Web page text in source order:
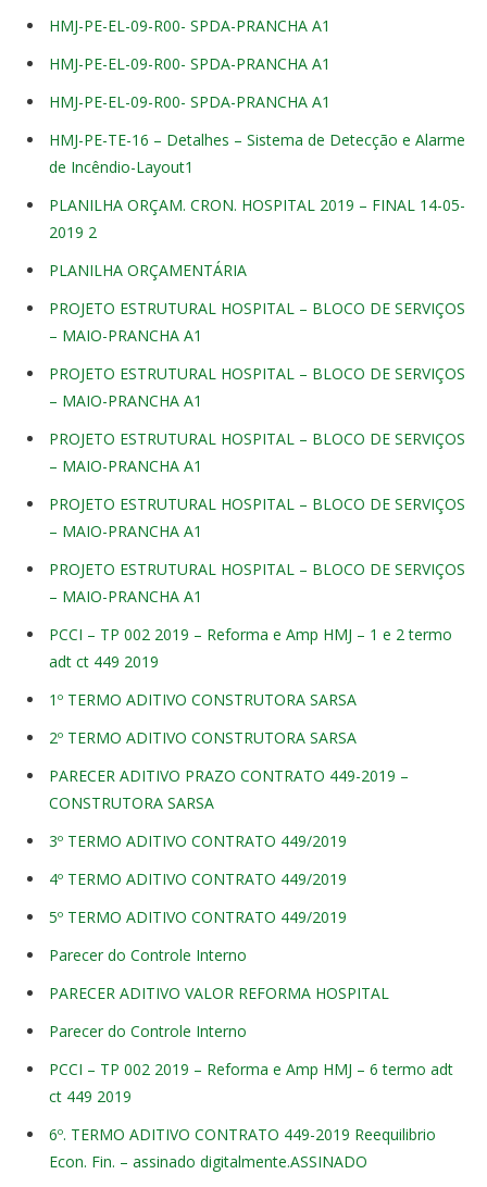
HMJ-PE-EL-09-R00- SPDA-PRANCHA A1
HMJ-PE-EL-09-R00- SPDA-PRANCHA A1
HMJ-PE-EL-09-R00- SPDA-PRANCHA A1
HMJ-PE-TE-16 – Detalhes – Sistema de Detecção e Alarme
de Incêndio-Layout1
PLANILHA ORÇAM. CRON. HOSPITAL 2019 – FINAL 14-05-
2019 2
PLANILHA ORÇAMENTÁRIA
PROJETO ESTRUTURAL HOSPITAL – BLOCO DE SERVIÇOS
– MAIO-PRANCHA A1
PROJETO ESTRUTURAL HOSPITAL – BLOCO DE SERVIÇOS
– MAIO-PRANCHA A1
PROJETO ESTRUTURAL HOSPITAL – BLOCO DE SERVIÇOS
– MAIO-PRANCHA A1
PROJETO ESTRUTURAL HOSPITAL – BLOCO DE SERVIÇOS
– MAIO-PRANCHA A1
PROJETO ESTRUTURAL HOSPITAL – BLOCO DE SERVIÇOS
– MAIO-PRANCHA A1
PCCI – TP 002 2019 – Reforma e Amp HMJ – 1 e 2 termo
adt ct 449 2019
1º TERMO ADITIVO CONSTRUTORA SARSA
2º TERMO ADITIVO CONSTRUTORA SARSA
PARECER ADITIVO PRAZO CONTRATO 449-2019 –
CONSTRUTORA SARSA
3º TERMO ADITIVO CONTRATO 449/2019
4º TERMO ADITIVO CONTRATO 449/2019
5º TERMO ADITIVO CONTRATO 449/2019
Parecer do Controle Interno
PARECER ADITIVO VALOR REFORMA HOSPITAL
Parecer do Controle Interno
PCCI – TP 002 2019 – Reforma e Amp HMJ – 6 termo adt
ct 449 2019
6º. TERMO ADITIVO CONTRATO 449-2019 Reequilibrio
Econ. Fin. – assinado digitalmente.ASSINADO